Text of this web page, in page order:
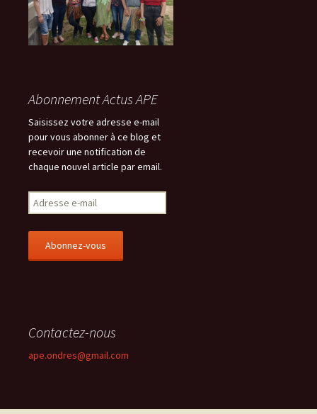
Abonnement Actus APE
Saisissez votre adresse e-mail
pour vous abonner à ce blog et
recevoir une notification de
chaque nouvel article par email.
d
r
s
m
i
Contactez-nous
ape.ondres@gmail.com